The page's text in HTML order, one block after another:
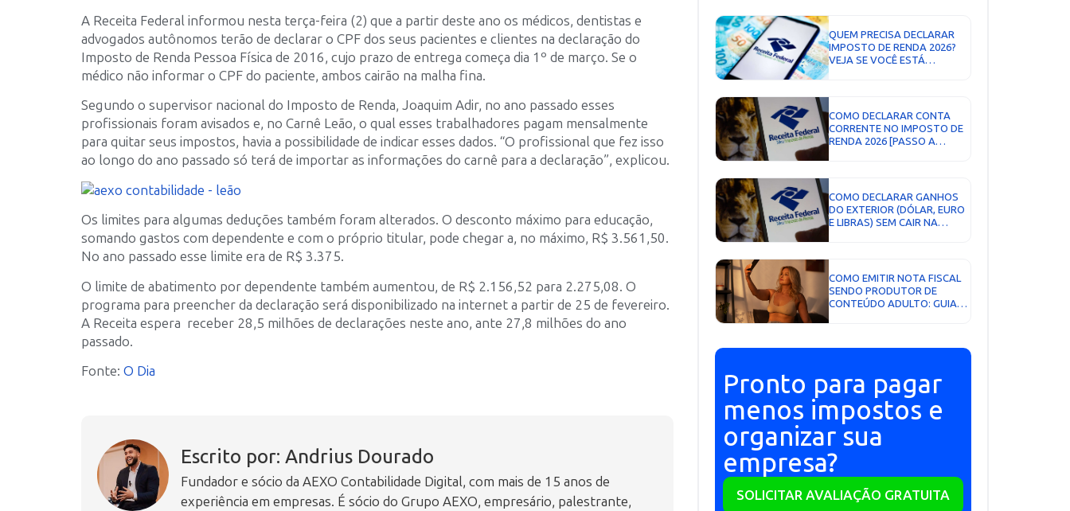
A Receita Federal informou nesta terça-feira (2) que a partir deste ano os médicos, dentistas e
advogados autônomos terão de declarar o CPF dos seus pacientes e clientes na declaração do
Imposto de Renda Pessoa Física de 2016, cujo prazo de entrega começa dia 1º de março. Se o
médico não informar o CPF do paciente, ambos cairão na malha fina.
Segundo o supervisor nacional do Imposto de Renda, Joaquim Adir, no ano passado esses
profissionais foram avisados e, no Carnê Leão, o qual esses trabalhadores pagam mensalmente
para quitar seus impostos, havia a possibilidade de indicar esses dados. “O profissional que fez isso
ao longo do ano passado só terá de importar as informações do carnê para a declaração”, explicou.
Os limites para algumas deduções também foram alterados. O desconto máximo para educação,
somando gastos com dependente e com o próprio titular, pode chegar a, no máximo, R$ 3.561,50.
No ano passado esse limite era de R$ 3.375.
O limite de abatimento por dependente também aumentou, de R$ 2.156,52 para 2.275,08. O
programa para preencher da declaração será disponibilizado na internet a partir de 25 de fevereiro.
A Receita espera receber 28,5 milhões de declarações neste ano, ante 27,8 milhões do ano
passado.
Fonte: O Dia
Escrito por: Andrius Dourado
Fundador e sócio da AEXO Contabilidade Digital, com mais de 15 anos de
experiência em empresas. É sócio do Grupo AEXO, empresário, palestrante,
QUEM PRECISA DECLARAR
IMPOSTO DE RENDA 2026?
VEJA SE VOCÊ ESTÁ
COMO DECLARAR CONTA
CORRENTE NO IMPOSTO DE
RENDA 2026 [PASSO A
COMO DECLARAR GANHOS
DO EXTERIOR (DÓLAR, EURO
E LIBRAS) SEM CAIR NA
COMO EMITIR NOTA FISCAL
SENDO PRODUTOR DE
CONTEÚDO ADULTO: GUIA
Pronto para pagar
menos impostos e
organizar sua
empresa?
SOLICITAR AVALIAÇÃO GRATUITA